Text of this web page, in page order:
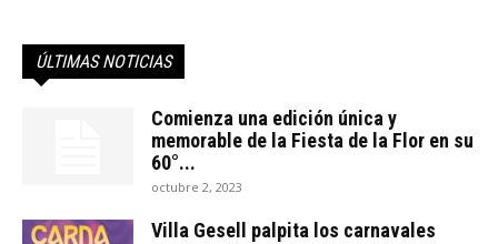
ÚLTIMAS NOTICIAS
Comienza una edición única y
memorable de la Fiesta de la Flor en su
60°...
octubre 2, 2023
Villa Gesell palpita los carnavales